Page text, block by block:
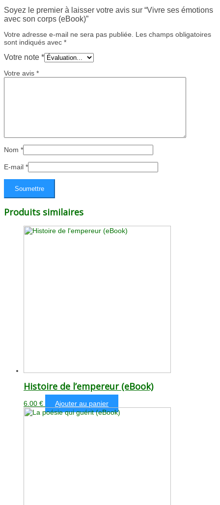
Soyez le premier à laisser votre avis sur “Vivre ses émotions
avec son corps (eBook)”
Votre adresse e-mail ne sera pas publiée. Les champs obligatoires
sont indiqués avec *
Votre note *
Votre avis *
Nom *
E-mail *
Produits similaires
Histoire de l’empereur (eBook)
6.00 € Ajouter au panier